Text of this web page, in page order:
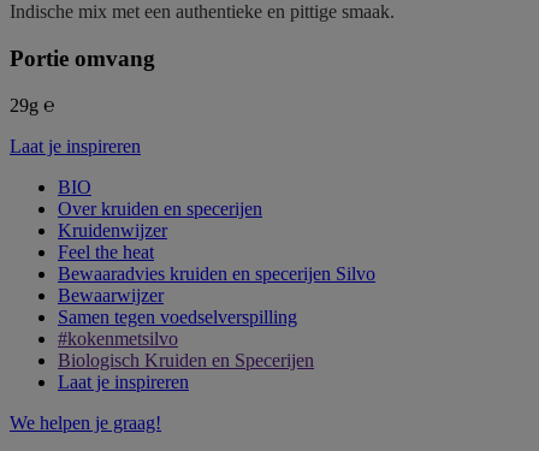
Indische mix met een authentieke en pittige smaak.
Portie omvang
29g ℮
Laat je inspireren
BIO
Over kruiden en specerijen
Kruidenwijzer
Feel the heat
Bewaaradvies kruiden en specerijen Silvo
Bewaarwijzer
Samen tegen voedselverspilling
#kokenmetsilvo
Biologisch Kruiden en Specerijen
Laat je inspireren
We helpen je graag!